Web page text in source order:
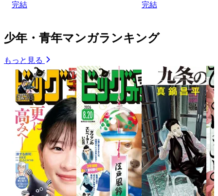
完結 完結
少年・青年マンガランキング
もっと見る